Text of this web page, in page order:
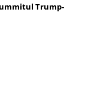
Trump-